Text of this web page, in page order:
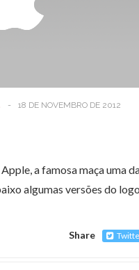
- 18 DE NOVEMBRO DE 2012
a famosa maça uma
algumas versões do
Share